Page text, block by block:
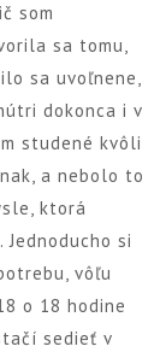
som
sa tomu,
sa uvoľnene,
dokonca i v
studené kvôli
a nebolo to
ktorá
si
vôľu
o 18 hodine
sedieť v